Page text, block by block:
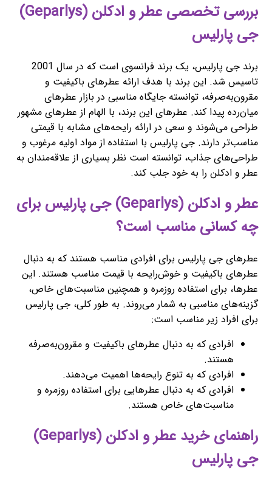
بررسی تخصصی عطر و ادکلن (Geparlys)
جی پارلیس
برند جی پارلیس، یک برند فرانسوی است که در سال 2001
تاسیس شد. این برند با هدف ارائه عطرهای باکیفیت و
مقرون‌به‌صرفه، توانسته جایگاه مناسبی در بازار عطرهای
میان‌رده پیدا کند. عطرهای این برند، با الهام از عطرهای مشهور
طراحی می‌شوند و سعی در ارائه رایحه‌های مشابه با قیمتی
مناسب‌تر دارند. جی پارلیس با استفاده از مواد اولیه مرغوب و
طراحی‌های جذاب، توانسته است نظر بسیاری از علاقه‌مندان به
عطر و ادکلن را به خود جلب کند.
عطر و ادکلن (Geparlys) جی پارلیس برای
چه کسانی مناسب است؟
عطرهای جی پارلیس برای افرادی مناسب هستند که به دنبال
عطرهای باکیفیت و خوش‌رایحه با قیمت مناسب هستند. این
عطرها، برای استفاده روزمره و همچنین مناسبت‌های خاص،
گزینه‌های مناسبی به شمار می‌روند. به طور کلی، جی پارلیس
برای افراد زیر مناسب است:
افرادی که به دنبال عطرهای باکیفیت و مقرون‌به‌صرفه
هستند.
افرادی که به تنوع رایحه‌ها اهمیت می‌دهند.
افرادی که به دنبال عطرهایی برای استفاده روزمره و
مناسبت‌های خاص هستند.
راهنمای خرید عطر و ادکلن (Geparlys)
جی پارلیس